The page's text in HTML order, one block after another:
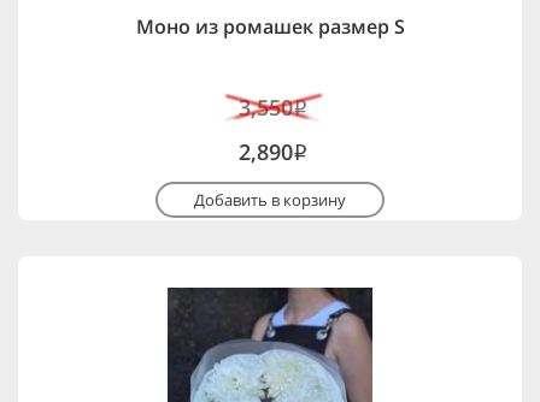
Моно из ромашек размер S
3,550i
2,890i
Добавить в корзину